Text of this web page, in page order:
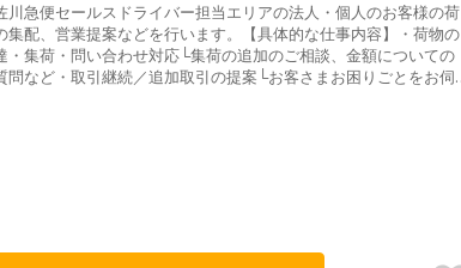
急便セールスドライバー担当エリアの法人・個人のお客様の荷
集配、営業提案などを行います。【具体的な仕事内容】・荷物の
・集荷・問い合わせ対応└集荷の追加のご相談、金額についての
問など・取引継続／追加取引の提案└お客さまお困りごとをお伺